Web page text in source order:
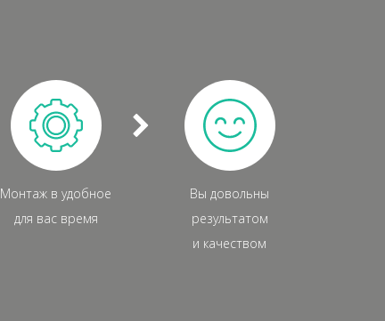
Монтаж в удобное
для вас время
Вы довольны
результатом
и качеством